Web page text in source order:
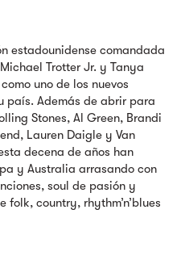
estadounidense comandada
Trotter Jr. y Tanya
uno de los nuevos
país. Además de abrir para
Stones, Al Green, Brandi
Lauren Daigle y Van
decena de años han
y Australia arrasando con
soul de pasión y
country, rhythm’n’blues